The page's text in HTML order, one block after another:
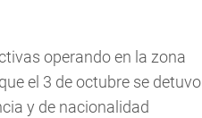
operando en la zona
el 3 de octubre se detuvo
y de nacionalidad